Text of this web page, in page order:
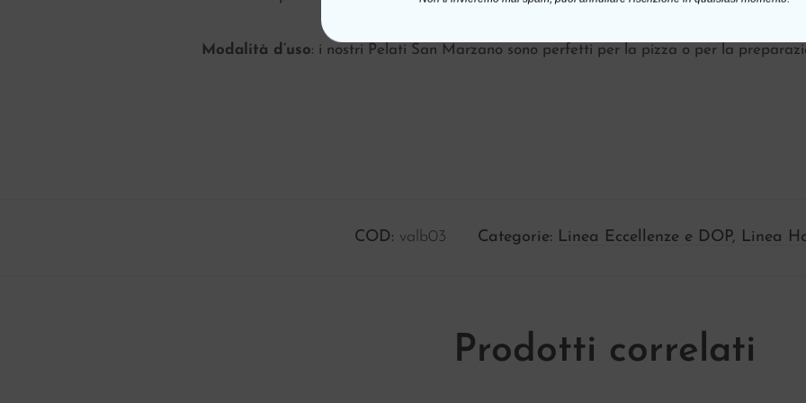
Modalità d’uso: i nostri Pelati San Marzano sono perfetti per la pizza o per la
COD: valb03 Categorie: Linea Eccellenze e DOP, Linea
Prodotti correlati